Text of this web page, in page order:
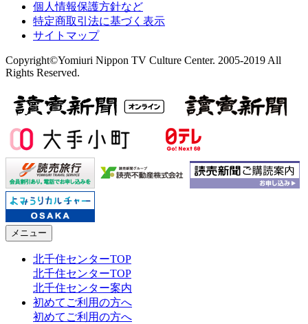
個人情報保護方針など
特定商取引法に基づく表示
サイトマップ
Copyright©Yomiuri Nippon TV Culture Center. 2005-2019 All
Rights Reserved.
メニュー
北千住センターTOP
北千住センターTOP
北千住センター案内
初めてご利用の方へ
初めてご利用の方へ